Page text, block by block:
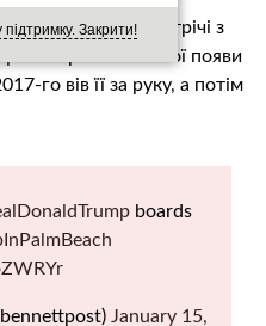
Закрити!
під час зустрічі з
першої спільної появи
го вів її за руку, а потім
boards
January 15,